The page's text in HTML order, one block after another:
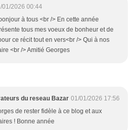
01/2026 00:44
à tous <br /> En cette année
tous mes voeux de bonheur et de
ce récit tout en vers<br /> Qui à nos
<br /> Amitié Georges
du reseau Bazar 01/01/2026 17:56
de rester fidèle à ce blog et aux
! Bonne année